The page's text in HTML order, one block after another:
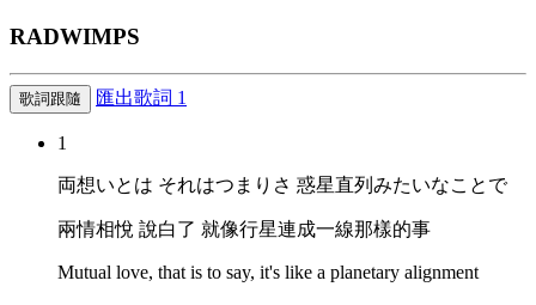
RADWIMPS
歌詞跟隨 匯出歌詞 1
1
両想いとは それはつまりさ 惑星直列みたいなことで
兩情相悅 說白了 就像行星連成一線那樣的事
Mutual love, that is to say, it's like a planetary alignment